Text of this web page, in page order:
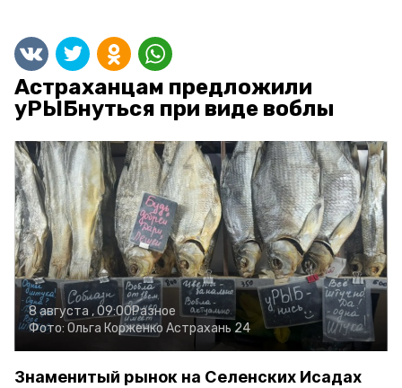
Астраханцам предложили
уРЫБнуться при виде воблы
8 августа , 09:00Разное
Фото: Ольга Корженко Астрахань 24
Знаменитый рынок на Селенских Исадах